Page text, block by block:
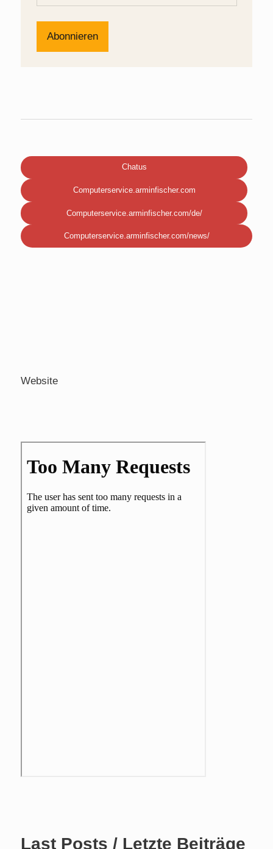
Chatus
Computerservice.arminfischer.com
Computerservice.arminfischer.com/de/
Computerservice.arminfischer.com/news/
Website
Last Posts / Letzte Beiträge